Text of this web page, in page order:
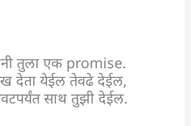
तुला एक promise.
देता येईल तेवढे देईल,
साथ तुझी देईल.